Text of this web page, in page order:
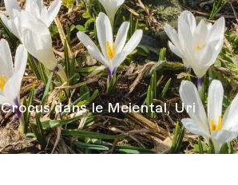
Crocus dans le Meiental, Uri